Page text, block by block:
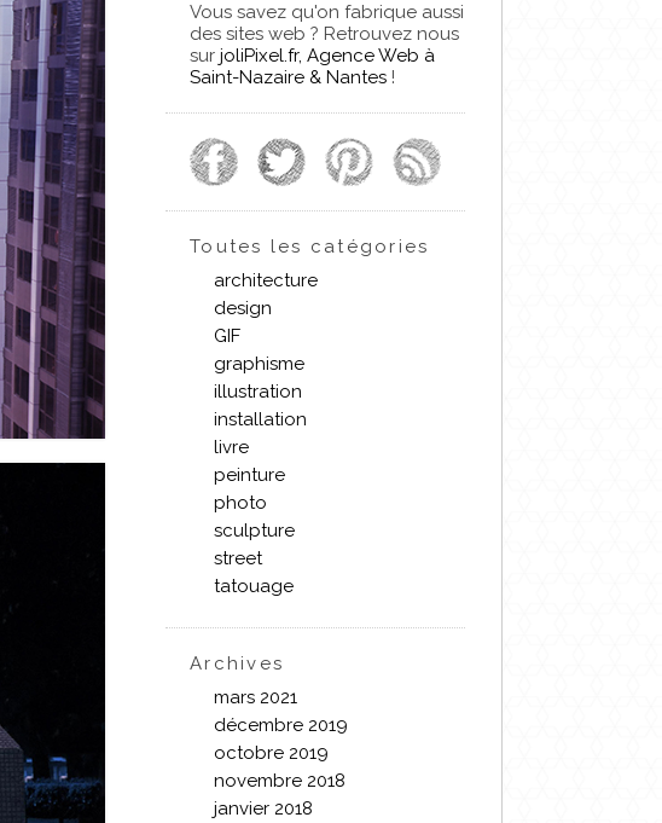
Vous savez qu'on fabrique aussi
des sites web ? Retrouvez nous
sur joliPixel.fr, Agence Web à
Saint-Nazaire & Nantes !
Toutes les catégories
architecture
design
GIF
graphisme
illustration
installation
livre
peinture
photo
sculpture
street
tatouage
Archives
mars 2021
décembre 2019
octobre 2019
novembre 2018
janvier 2018